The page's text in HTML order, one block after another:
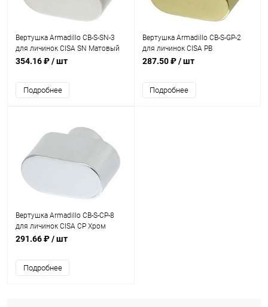
Вертушка Armadillo CB-S-SN-3
для личинок CISA SN Матовый
никель
354.16 ₽/ шт
Подробнее
Вертушка Armadillo CB-S-GP-2
для личинок CISA PB
Полированная латунь
287.50 ₽/ шт
Подробнее
Вертушка Armadillo CB-S-CP-8
для личинок CISA CP Хром
291.66 ₽/ шт
Подробнее